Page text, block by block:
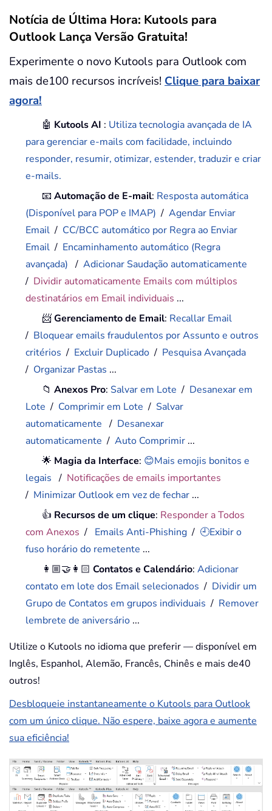
Notícia de Última Hora: Kutools para
Outlook Lança Versão Gratuita!
Experimente o novo Kutools para Outlook com
mais de100 recursos incríveis! Clique para baixar
agora!
🤖 Kutools AI : Utiliza tecnologia avançada de IA
para gerenciar e-mails com facilidade, incluindo
responder, resumir, otimizar, estender, traduzir e criar
e-mails.
📧Automação de E-mail: Resposta automática
(Disponível para POP e IMAP) /Agendar Enviar
Email / CC/BCC automático por Regra ao Enviar
Email / Encaminhamento automático (Regra
avançada) /Adicionar Saudação automaticamente
/ Dividir automaticamente Emails com múltiplos
destinatários em Email individuais ...
📨Gerenciamento de Email: Recallar Email
/ Bloquear emails fraudulentos por Assunto e outros
critérios / Excluir Duplicado / Pesquisa Avançada
/ Organizar Pastas ...
📁Anexos Pro: Salvar em Lote / Desanexar em
Lote / Comprimir em Lote / Salvar
automaticamente / Desanexar
automaticamente /Auto Comprimir ...
🌟 Magia da Interface: 😊Mais emojis bonitos e
legais / Notificações de emails importantes
/ Minimizar Outlook em vez de fechar ...
👍 Recursos de um clique: Responder a Todos
com Anexos / Emails Anti-Phishing / 🕘Exibir o
fuso horário do remetente ...
👩🏼‍🤝‍👩🏻Contatos e Calendário:Adicionar
contato em lote dos Email selecionados / Dividir um
Grupo de Contatos em grupos individuais / Remover
lembrete de aniversário ...
Utilize o Kutools no idioma que preferir — disponível em
Inglês, Espanhol, Alemão, Francês, Chinês e mais de40
outros!
Desbloqueie instantaneamente o Kutools para Outlook
com um único clique. Não espere, baixe agora e aumente
sua eficiência!